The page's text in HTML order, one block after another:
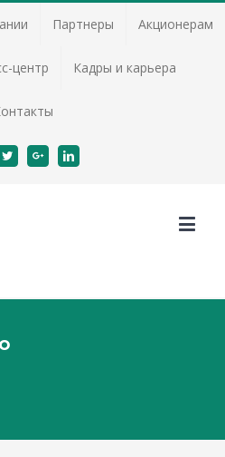
Партнеры Акционерам
центр Кадры и карьера
TwitterGoogle+Linkedin